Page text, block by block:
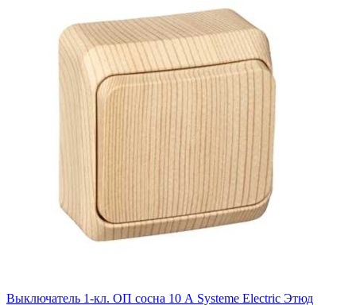
Выключатель 1-кл. ОП сосна 10 А Systeme Electric Этюд